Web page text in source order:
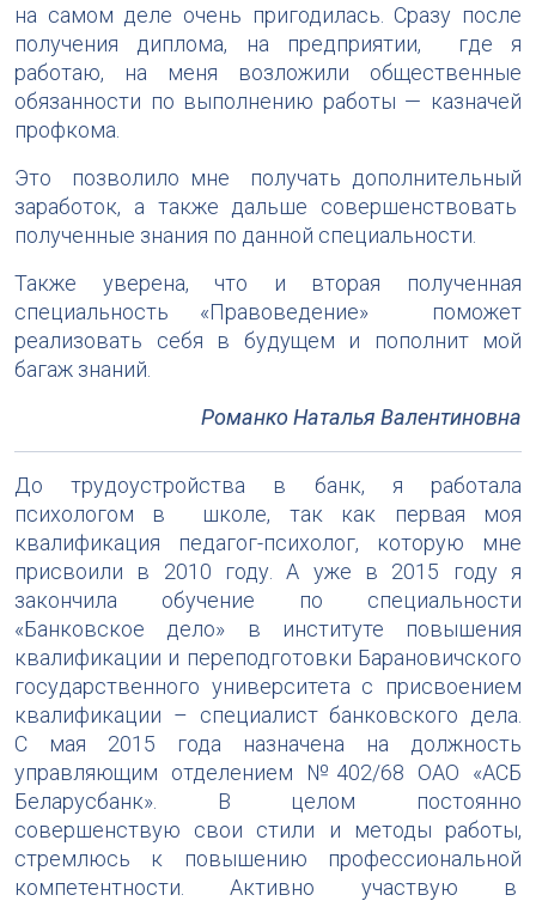
на самом деле очень пригодилась. Сразу после
получения диплома, на предприятии, где я
работаю, на меня возложили общественные
обязанности по выполнению работы — казначей
профкома.
Это позволило мне получать дополнительный
заработок, а также дальше совершенствовать
полученные знания по данной специальности.
Также уверена, что и вторая полученная
специальность «Правоведение» поможет
реализовать себя в будущем и пополнит мой
багаж знаний.
Романко Наталья Валентиновна
До трудоустройства в банк, я работала
психологом в школе, так как первая моя
квалификация педагог-психолог, которую мне
присвоили в 2010 году. А уже в 2015 году я
закончила обучение по специальности
«Банковское дело» в институте повышения
квалификации и переподготовки Барановичского
государственного университета с присвоением
квалификации – специалист банковского дела.
С мая 2015 года назначена на должность
управляющим отделением №402/68 ОАО «АСБ
Беларусбанк». В целом постоянно
совершенствую свои стили и методы работы,
стремлюсь к повышению профессиональной
компетентности. Активно участвую в